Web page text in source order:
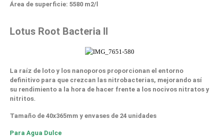
Área de superficie: 5580 m2/l
Lotus Root Bacteria II
La raíz de loto y los nanoporos proporcionan el entorno
definitivo para que crezcan las nitrobacterias, mejorando así
su rendimiento a la hora de hacer frente a los nocivos nitratos y
nitritos.
Tamaño de 40x365mm y envases de 24 unidades
Para Agua Dulce